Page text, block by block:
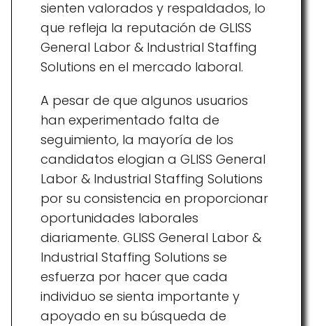
sienten valorados y respaldados, lo
que refleja la reputación de GLISS
General Labor & Industrial Staffing
Solutions en el mercado laboral.
A pesar de que algunos usuarios
han experimentado falta de
seguimiento, la mayoría de los
candidatos elogian a GLISS General
Labor & Industrial Staffing Solutions
por su consistencia en proporcionar
oportunidades laborales
diariamente. GLISS General Labor &
Industrial Staffing Solutions se
esfuerza por hacer que cada
individuo se sienta importante y
apoyado en su búsqueda de